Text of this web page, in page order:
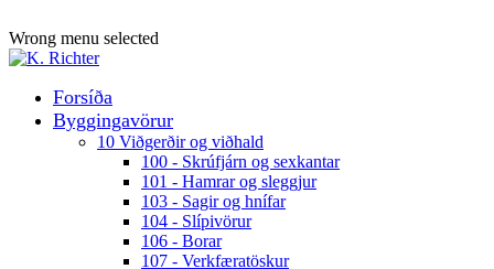
Wrong menu selected
Forsíða
Byggingavörur
10 Viðgerðir og viðhald
100 - Skrúfjárn og sexkantar
101 - Hamrar og sleggjur
103 - Sagir og hnífar
104 - Slípivörur
106 - Borar
107 - Verkfæratöskur